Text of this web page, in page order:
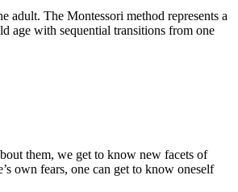
adult. The Montessori method represents a
age with sequential transitions from one
them, we get to know new facets of
own fears, one can get to know oneself